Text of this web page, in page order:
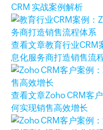
CRM 实战案例解析
查看文章教育行业CRM
息化服务商打造销售流
查看文章Zoho CRM客
何实现销售高效增长